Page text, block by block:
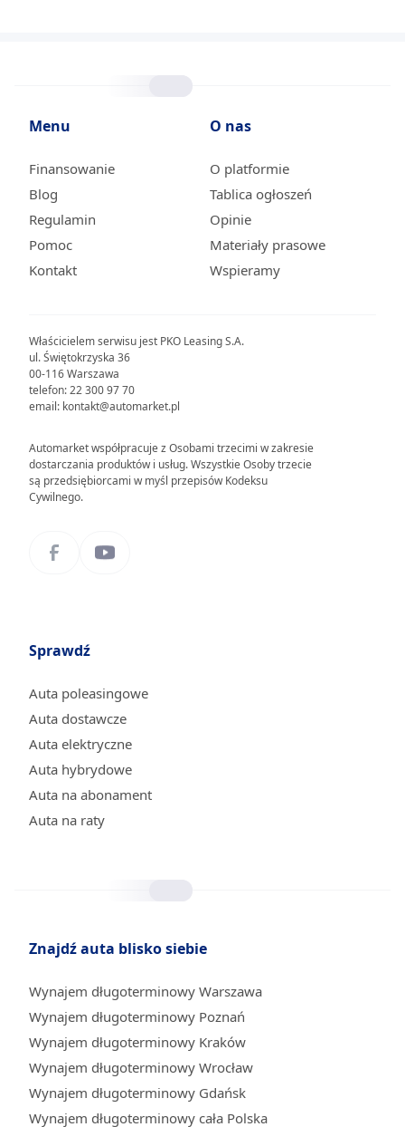
Właścicielem serwisu jest PKO Leasing S.A.
ul. Świętokrzyska 36
00-116 Warszawa
telefon: 22 300 97 70
email: kontakt@automarket.pl
Automarket współpracuje z Osobami trzecimi w zakresie
dostarczania produktów i usług. Wszystkie Osoby trzecie
są przedsiębiorcami w myśl przepisów Kodeksu
Cywilnego.
Menu
Finansowanie
Blog
Regulamin
Pomoc
Kontakt
O nas
O platformie
Tablica ogłoszeń
Opinie
Materiały prasowe
Wspieramy
Sprawdź
Auta poleasingowe
Auta dostawcze
Auta elektryczne
Auta hybrydowe
Auta na abonament
Auta na raty
Znajdź auta blisko siebie
Wynajem długoterminowy Warszawa
Wynajem długoterminowy Poznań
Wynajem długoterminowy Kraków
Wynajem długoterminowy Wrocław
Wynajem długoterminowy Gdańsk
Wynajem długoterminowy cała Polska